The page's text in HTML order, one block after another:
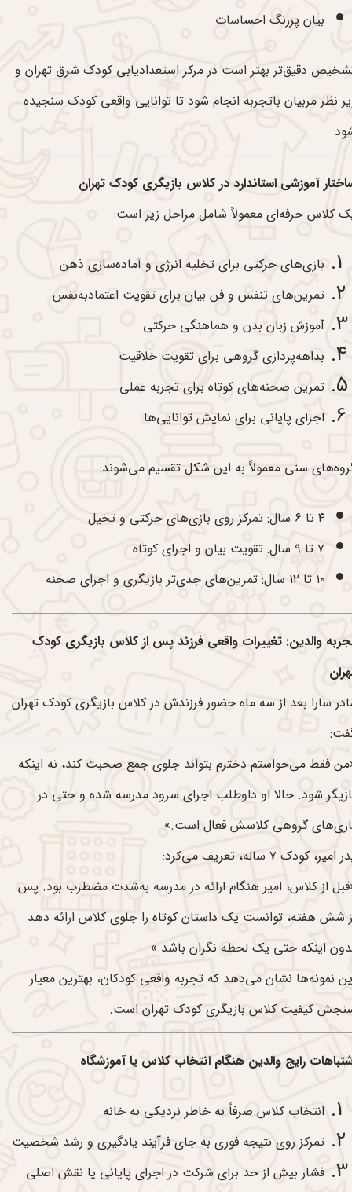
بیان پررنگ احساسات
دقیق‌تر بهتر است در مرکز استعدادیابی کودک شرق تهران و
نظر مربیان باتجربه انجام شود تا توانایی واقعی کودک سنجیده
آموزشی استاندارد در کلاس بازیگری کودک تهران
کلاس حرفه‌ای معمولاً شامل مراحل زیر است:
بازی‌های حرکتی برای تخلیه انرژی و آماده‌سازی ذهن
تمرین‌های تنفس و فن بیان برای تقویت اعتمادبه‌نفس
آموزش زبان بدن و هماهنگی حرکتی
بداهه‌پردازی گروهی برای تقویت خلاقیت
تمرین صحنه‌های کوتاه برای تجربه عملی
اجرای پایانی برای نمایش توانایی‌ها
سنی معمولاً به این شکل تقسیم می‌شوند:
۴ تا ۶ سال: تمرکز روی بازی‌های حرکتی و تخیل
۷ تا ۹ سال: تقویت بیان و اجرای کوتاه
۱۰ تا ۱۲ سال: تمرین‌های جدی‌تر بازیگری و اجرای صحنه
والدین: تغییرات واقعی فرزند پس از کلاس بازیگری کودک
سارا بعد از سه ماه حضور فرزندش در کلاس بازیگری کودک تهران
فقط می‌خواستم دخترم بتواند جلوی جمع صحبت کند، نه اینکه
شود. حالا او داوطلب اجرای سرود مدرسه شده و حتی در
گروهی کلاسش فعال است.»
امیر، کودک ۷ ساله، تعریف می‌کرد:
از کلاس، امیر هنگام ارائه در مدرسه به‌شدت مضطرب بود. پس
شش هفته، توانست یک داستان کوتاه را جلوی کلاس ارائه دهد
اینکه حتی یک لحظه نگران باشد.»
نمونه‌ها نشان می‌دهد که تجربه واقعی کودکان، بهترین معیار
کیفیت کلاس بازیگری کودک تهران است.
رایج والدین هنگام انتخاب کلاس یا آموزشگاه
انتخاب کلاس صرفاً به خاطر نزدیکی به خانه
تمرکز روی نتیجه فوری به جای فرآیند یادگیری و رشد شخصیت
فشار بیش از حد برای شرکت در اجرای پایانی یا نقش اصلی